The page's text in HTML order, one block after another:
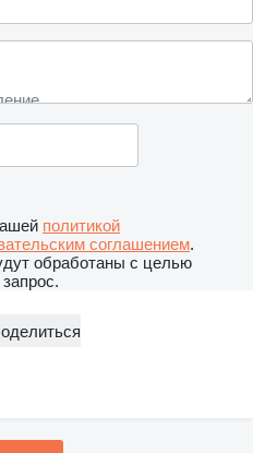
политикой
соглашением.
обработаны с целью